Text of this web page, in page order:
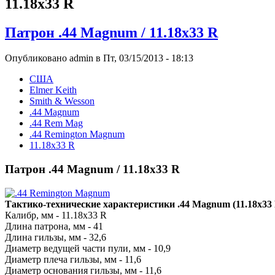
11.18х33 R
Патрон .44 Magnum / 11.18x33 R
Опубликовано admin в Пт, 03/15/2013 - 18:13
США
Elmer Keith
Smith & Wesson
.44 Magnum
.44 Rem Mag
.44 Remington Magnum
11.18х33 R
Патрон .44 Magnum / 11.18x33 R
Тактико-технические характеристики .44 Magnum (11.18x33
Калибр, мм - 11.18x33 R
Длина патрона, мм - 41
Длина гильзы, мм - 32,6
Диаметр ведущей части пули, мм - 10,9
Диаметр плеча гильзы, мм - 11,6
Диаметр основания гильзы, мм - 11,6